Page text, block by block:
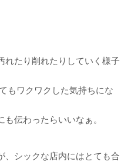
れたり削れたりしていく様子
もワクワクした気持ちにな
伝わったらいいなぁ。
、シックな店内にはとても合